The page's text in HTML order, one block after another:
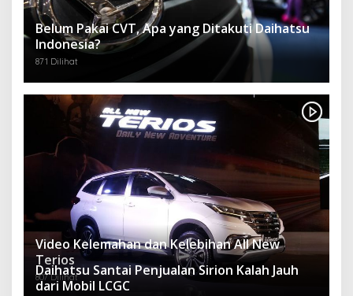
Belum Pakai CVT, Apa yang Ditakuti Daihatsu
Indonesia?
871 Dilihat
Video Kelemahan dan Kelebihan All New
Terios
807 Dilihat
Daihatsu Santai Penjualan Sirion Kalah Jauh
dari Mobil LCGC